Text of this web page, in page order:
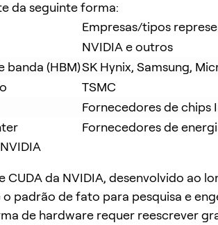
da seguinte forma:
Empresas/tipos
NVIDIA e outros
banda (HBM)SK Hynix, Samsung,
TSMC
Fornecedores de chips
Fornecedores de
da NVIDIA, desenvolvido ao
padrão de fato para pesquisa e
de hardware requer reescrever